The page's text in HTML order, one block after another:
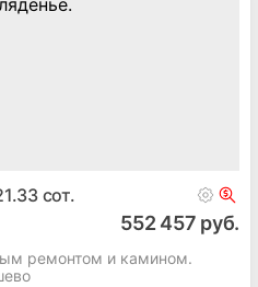
сот.
552 457 руб.
ремонтом и камином.